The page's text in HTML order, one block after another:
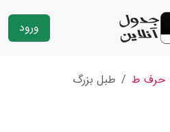
ورود
حرف ط طبل بزرگ